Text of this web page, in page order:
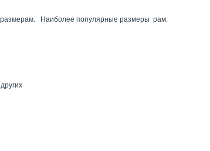
размерам. Наиболее популярные размеры рам: